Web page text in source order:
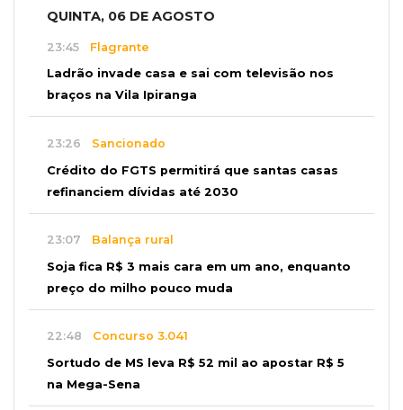
QUINTA, 06 DE AGOSTO
23:45 Flagrante
Ladrão invade casa e sai com televisão nos
braços na Vila Ipiranga
23:26 Sancionado
Crédito do FGTS permitirá que santas casas
refinanciem dívidas até 2030
23:07 Balança rural
Soja fica R$ 3 mais cara em um ano, enquanto
preço do milho pouco muda
22:48 Concurso 3.041
Sortudo de MS leva R$ 52 mil ao apostar R$ 5
na Mega-Sena